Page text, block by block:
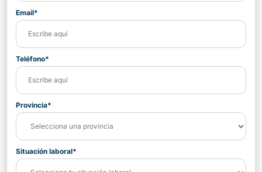
Email*
Teléfono*
Provincia*
Situación laboral*